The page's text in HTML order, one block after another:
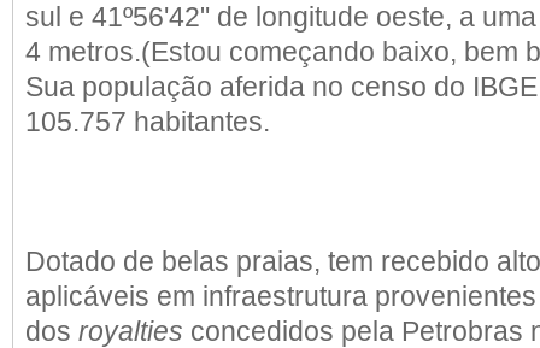
sul e 41º56'42" de longitude oeste, a uma
4 metros.(Estou começando baixo, bem
Sua população aferida no censo do
105.757 habitantes.
Dotado de belas praias, tem recebido
aplicáveis em infraestrutura provenientes
dos royalties concedidos pela Petrobras